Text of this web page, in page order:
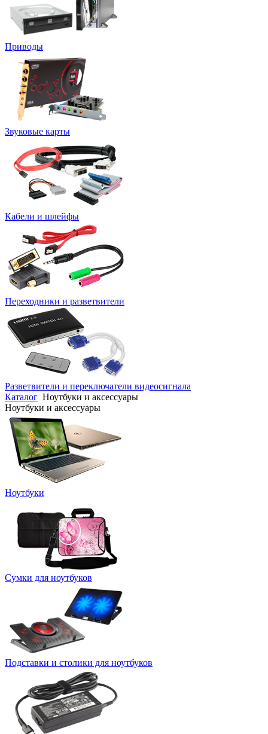
Приводы
Звуковые карты
Кабели и шлейфы
Переходники и разветвители
Разветвители и переключатели видеосигнала
Каталог Ноутбуки и аксессуары
Ноутбуки и аксессуары
Ноутбуки
Сумки для ноутбуков
Подставки и столики для ноутбуков